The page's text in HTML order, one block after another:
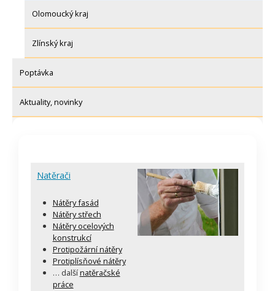
Olomoucký kraj
Zlínský kraj
Poptávka
Aktuality, novinky
Natěrači
Nátěry fasád
Nátěry střech
Nátěry ocelových
konstrukcí
Protipožární nátěry
Protiplísňové nátěry
… dalšínatěračské
práce